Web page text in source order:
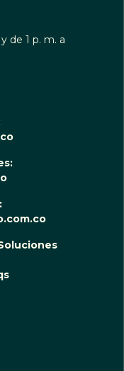
de 1 p. m. a